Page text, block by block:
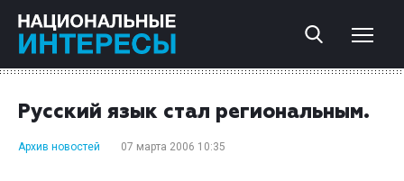
Русский язык стал региональным.
Архив новостей 07 марта 2006 10:35